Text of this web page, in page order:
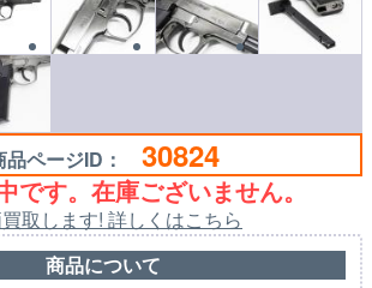
品ページID： 30824
です。在庫ございません。
取します! 詳しくはこちら
商品について